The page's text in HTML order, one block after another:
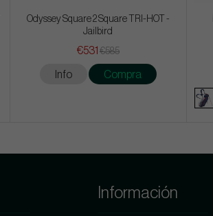
Odyssey Square 2 Square TRI-HOT -
Jailbird
€531 €585
Info Compra
Información